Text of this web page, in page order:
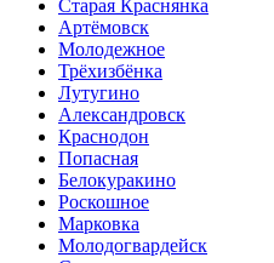
Старая Краснянка
Артёмовск
Молодежное
Трёхизбёнка
Лутугино
Александровск
Краснодон
Попасная
Белокуракино
Роскошное
Марковка
Молодогвардейск